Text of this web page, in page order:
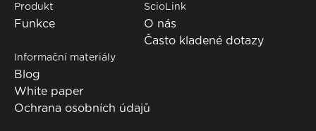
Produkt
Funkce
ScioLink
O nás
Často kladené dotazy
Informační materiály
Blog
White paper
Ochrana osobních údajů